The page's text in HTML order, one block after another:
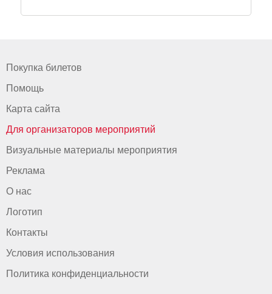
Покупка билетов
Помощь
Карта сайта
Для организаторов мероприятий
Визуальные материалы мероприятия
Реклама
О нас
Логотип
Контакты
Условия использования
Политика конфиденциальности